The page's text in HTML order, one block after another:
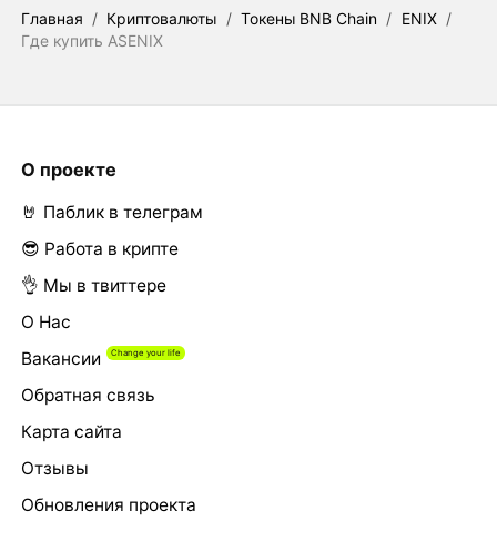
Главная / Криптовалюты / Токены BNB Chain / ENIX /
Где купить ASENIX
О проекте
🤘 Паблик в телеграм
😎 Работа в крипте
👌 Мы в твиттере
О Нас
Вакансии
Обратная связь
Карта сайта
Отзывы
Обновления проекта